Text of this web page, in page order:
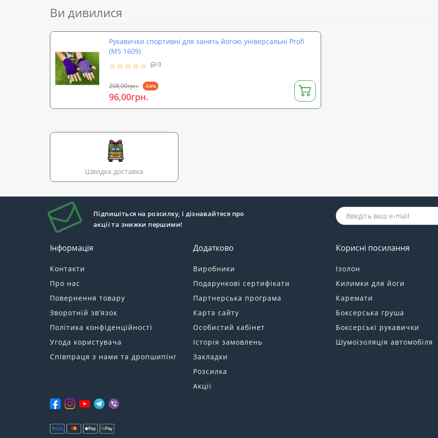
Ви дивилися
Рукавички спортивні для занять йогою універсальні Profi
(MS 1609)
0
208,00грн. -54%
96,00грн.
Швидка доставка
Підпишіться на розсилку, і дізнавайтеся про
акції та знижки першими!
Інформація
Контакти
Про нас
Повернення товару
Зворотній зв’язок
Політика конфіденційності
Угода користувача
Співпраця з нами та дропшипінг
Додатково
Виробники
Подарункові сертифікати
Партнерська програма
Карта сайту
Особистий кабінет
Історія замовлень
Закладки
Розсилка
Акції
Корисні посилання
Ізолон
Килимки для йоги
Каремати
Боксерська груша
Боксерські рукавички
Шумоізоляція автомобіля